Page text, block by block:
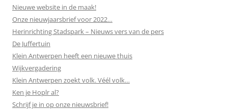
Nieuwe website in de maak!
Onze nieuwjaarsbrief voor 2022…
Herinrichting Stadspark – Nieuws vers van de pers
De Juffertuin
Klein Antwerpen heeft een nieuwe thuis
Wijkvergadering
Klein Antwerpen zoekt volk. Véél volk…
Ken je Hoplr al?
Schrijf je in op onze nieuwsbrief!